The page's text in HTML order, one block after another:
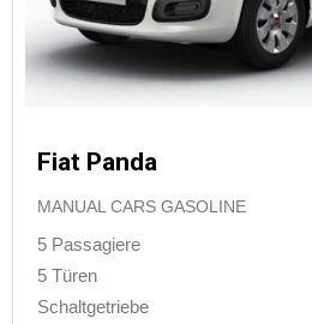
Fiat Panda
MANUAL CARS GASOLINE
5 Passagiere
5 Türen
Schaltgetriebe